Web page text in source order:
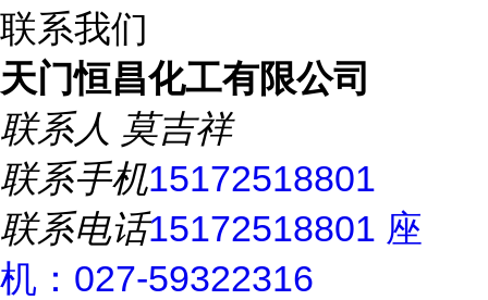
联系我们
天门恒昌化工有限公司
联系人 莫吉祥
联系手机15172518801
联系电话15172518801 座
机：027-59322316